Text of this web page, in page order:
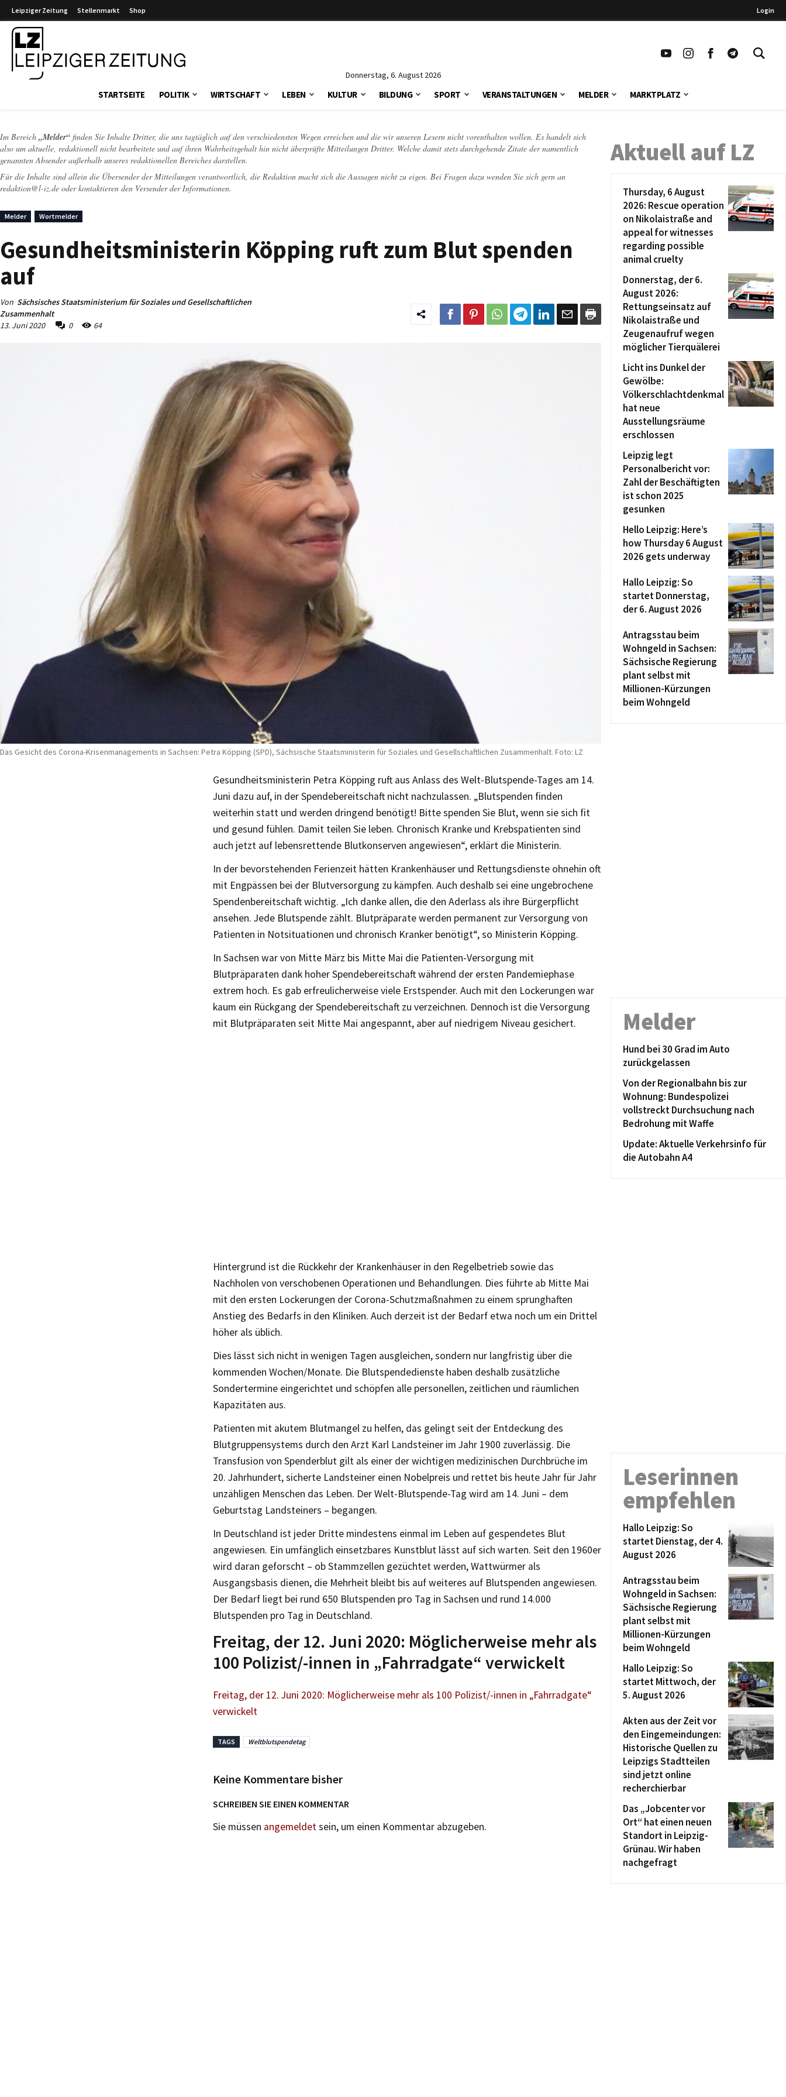
Leipziger Zeitung Stellenmarkt Shop Login
Donnerstag, 6. August 2026
STARTSEITE POLITIK WIRTSCHAFT LEBEN KULTUR BILDUNG SPORT VERANSTALTUNGEN MELDER MARKTPLATZ
Im Bereich „Melder“ finden Sie Inhalte Dritter, die uns tagtäglich auf den verschiedensten Wegen erreichen und die wir unseren Lesern nicht vorenthalten wollen. Es handelt sich
also um aktuelle, redaktionell nicht bearbeitete und auf ihren Wahrheitsgehalt hin nicht überprüfte Mitteilungen Dritter. Welche damit stets durchgehende Zitate der namentlich
genannten Absender außerhalb unseres redaktionellen Bereiches darstellen.
Für die Inhalte sind allein die Übersender der Mitteilungen verantwortlich, die Redaktion macht sich die Aussagen nicht zu eigen. Bei Fragen dazu wenden Sie sich gern an
redaktion@l-iz.de oder kontaktieren den Versender der Informationen.
Melder Wortmelder
Gesundheitsministerin Köpping ruft zum Blut spenden
auf
Von Sächsisches Staatsministerium für Soziales und Gesellschaftlichen
Zusammenhalt
13. Juni 2020
0 64
Das Gesicht des Corona-Krisenmanagements in Sachsen: Petra Köpping (SPD), Sächsische Staatsministerin für Soziales und Gesellschaftlichen Zusammenhalt. Foto: LZ
Gesundheitsministerin Petra Köpping ruft aus Anlass des Welt-Blutspende-Tages am 14.
Juni dazu auf, in der Spendebereitschaft nicht nachzulassen. „Blutspenden finden
weiterhin statt und werden dringend benötigt! Bitte spenden Sie Blut, wenn sie sich fit
und gesund fühlen. Damit teilen Sie leben. Chronisch Kranke und Krebspatienten sind
auch jetzt auf lebensrettende Blutkonserven angewiesen“, erklärt die Ministerin.
In der bevorstehenden Ferienzeit hätten Krankenhäuser und Rettungsdienste ohnehin oft
mit Engpässen bei der Blutversorgung zu kämpfen. Auch deshalb sei eine ungebrochene
Spendenbereitschaft wichtig. „Ich danke allen, die den Aderlass als ihre Bürgerpflicht
ansehen. Jede Blutspende zählt. Blutpräparate werden permanent zur Versorgung von
Patienten in Notsituationen und chronisch Kranker benötigt“, so Ministerin Köpping.
In Sachsen war von Mitte März bis Mitte Mai die Patienten-Versorgung mit
Blutpräparaten dank hoher Spendebereitschaft während der ersten Pandemiephase
extrem hoch. Es gab erfreulicherweise viele Erstspender. Auch mit den Lockerungen war
kaum ein Rückgang der Spendebereitschaft zu verzeichnen. Dennoch ist die Versorgung
mit Blutpräparaten seit Mitte Mai angespannt, aber auf niedrigem Niveau gesichert.
Hintergrund ist die Rückkehr der Krankenhäuser in den Regelbetrieb sowie das
Nachholen von verschobenen Operationen und Behandlungen. Dies führte ab Mitte Mai
mit den ersten Lockerungen der Corona-Schutzmaßnahmen zu einem sprunghaften
Anstieg des Bedarfs in den Kliniken. Auch derzeit ist der Bedarf etwa noch um ein Drittel
höher als üblich.
Dies lässt sich nicht in wenigen Tagen ausgleichen, sondern nur langfristig über die
kommenden Wochen/Monate. Die Blutspendedienste haben deshalb zusätzliche
Sondertermine eingerichtet und schöpfen alle personellen, zeitlichen und räumlichen
Kapazitäten aus.
Patienten mit akutem Blutmangel zu helfen, das gelingt seit der Entdeckung des
Blutgruppensystems durch den Arzt Karl Landsteiner im Jahr 1900 zuverlässig. Die
Transfusion von Spenderblut gilt als einer der wichtigen medizinischen Durchbrüche im
20. Jahrhundert, sicherte Landsteiner einen Nobelpreis und rettet bis heute Jahr für Jahr
unzähligen Menschen das Leben. Der Welt-Blutspende-Tag wird am 14. Juni – dem
Geburtstag Landsteiners – begangen.
In Deutschland ist jeder Dritte mindestens einmal im Leben auf gespendetes Blut
angewiesen. Ein umfänglich einsetzbares Kunstblut lässt auf sich warten. Seit den 1960er
wird daran geforscht – ob Stammzellen gezüchtet werden, Wattwürmer als
Ausgangsbasis dienen, die Mehrheit bleibt bis auf weiteres auf Blutspenden angewiesen.
Der Bedarf liegt bei rund 650 Blutspenden pro Tag in Sachsen und rund 14.000
Blutspenden pro Tag in Deutschland.
Freitag, der 12. Juni 2020: Möglicherweise mehr als
100 Polizist/-innen in „Fahrradgate“ verwickelt
Freitag, der 12. Juni 2020: Möglicherweise mehr als 100 Polizist/-innen in „Fahrradgate“
verwickelt
TAGS Weltblutspendetag
Keine Kommentare bisher
SCHREIBEN SIE EINEN KOMMENTAR
Sie müssen angemeldetsein, um einen Kommentar abzugeben.
Aktuell auf LZ
Thursday, 6 August
2026: Rescue operation
on Nikolaistraße and
appeal for witnesses
regarding possible
animal cruelty
Donnerstag, der 6.
August 2026:
Rettungseinsatz auf
Nikolaistraße und
Zeugenaufruf wegen
möglicher Tierquälerei
Licht ins Dunkel der
Gewölbe:
Völkerschlachtdenkmal
hat neue
Ausstellungsräume
erschlossen
Leipzig legt
Personalbericht vor:
Zahl der Beschäftigten
ist schon 2025
gesunken
Hello Leipzig: Here’s
how Thursday 6 August
2026 gets underway
Hallo Leipzig: So
startet Donnerstag,
der 6. August 2026
Antragsstau beim
Wohngeld in Sachsen:
Sächsische Regierung
plant selbst mit
Millionen-Kürzungen
beim Wohngeld
Melder
Hund bei 30 Grad im Auto
zurückgelassen
Von der Regionalbahn bis zur
Wohnung: Bundespolizei
vollstreckt Durchsuchung nach
Bedrohung mit Waffe
Update: Aktuelle Verkehrsinfo für
die Autobahn A4
Leserinnen
empfehlen
Hallo Leipzig: So
startet Dienstag, der 4.
August 2026
Antragsstau beim
Wohngeld in Sachsen:
Sächsische Regierung
plant selbst mit
Millionen-Kürzungen
beim Wohngeld
Hallo Leipzig: So
startet Mittwoch, der
5. August 2026
Akten aus der Zeit vor
den Eingemeindungen:
Historische Quellen zu
Leipzigs Stadtteilen
sind jetzt online
recherchierbar
Das „Jobcenter vor
Ort“ hat einen neuen
Standort in Leipzig-
Grünau. Wir haben
nachgefragt